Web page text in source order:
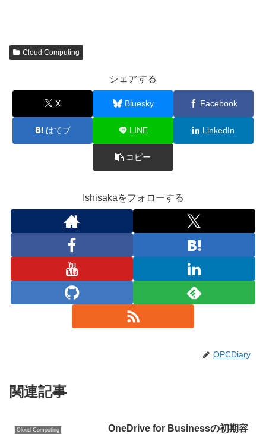
Cloud Computing
シェアする
X Bluesky Facebook
はてブ LINE LinkedIn
コピー
Ishisakaをフォローする
OPCDiary
関連記事
Cloud Computing
OneDrive for Businessの初期容